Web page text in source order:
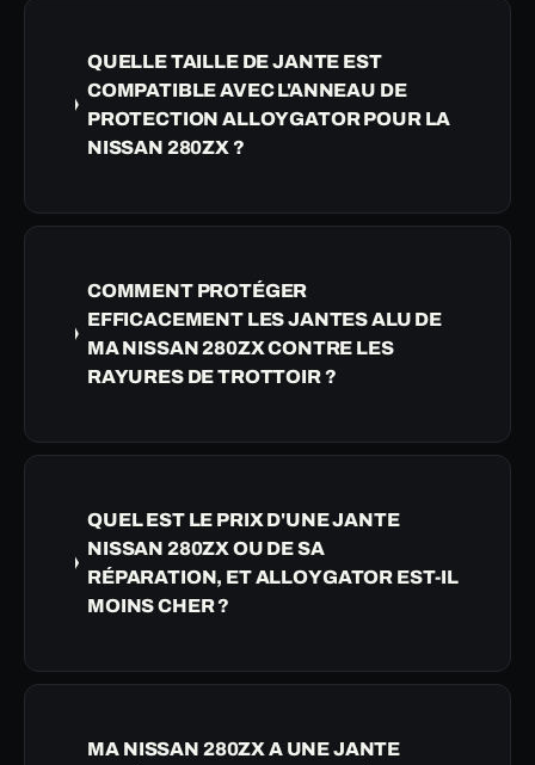
QUELLE TAILLE DE JANTE EST
COMPATIBLE AVEC L'ANNEAU DE
PROTECTION ALLOYGATOR POUR LA
NISSAN 280ZX ?
COMMENT PROTÉGER
EFFICACEMENT LES JANTES ALU DE
MA NISSAN 280ZX CONTRE LES
RAYURES DE TROTTOIR ?
QUEL EST LE PRIX D'UNE JANTE
NISSAN 280ZX OU DE SA
RÉPARATION, ET ALLOYGATOR EST-IL
MOINS CHER ?
MA NISSAN 280ZX A UNE JANTE